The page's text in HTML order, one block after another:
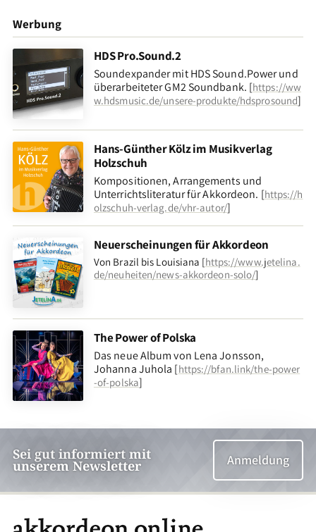
Werbung
HDS Pro.Sound.2
Soundexpander mit HDS Sound.Power und
überarbeiteter GM2 Soundbank. [https://ww
w.hdsmusic.de/unsere-produkte/hdsprosound]
Hans-Günther Kölz im Musikverlag
Holzschuh
Kompositionen, Arrangements und
Unterrichtsliteratur für Akkordeon. [https://h
olzschuh-verlag.de/vhr-autor/]
Neuerscheinungen für Akkordeon
Von Brazil bis Louisiana [https://www.jetelina.
de/neuheiten/news-akkordeon-solo/]
The Power of Polska
Das neue Album von Lena Jonsson,
Johanna Juhola [https://bfan.link/the-power
-of-polska]
Sei gut informiert mit
unserem Newsletter Anmeldung